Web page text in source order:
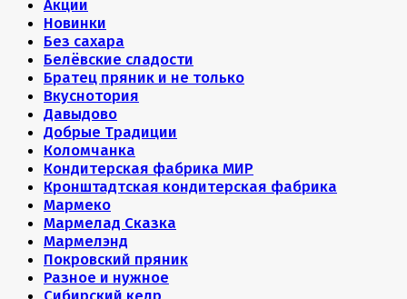
Акции
Новинки
Без сахара
Белёвские сладости
Братец пряник и не только
Вкуснотория
Давыдово
Добрые Традиции
Коломчанка
Кондитерская фабрика МИР
Кронштадтская кондитерская фабрика
Мармеко
Мармелад Сказка
Мармелэнд
Покровский пряник
Разное и нужное
Сибирский кедр